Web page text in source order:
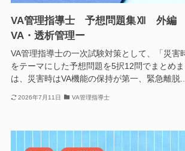
VA管理指導士 予想問題集Ⅻ 外編
VA・透析管理ー
VA管理指導士の一次試験対策として、「災害
をテーマにした予想問題を5択12問でまとめ
は、災害時はVA機能の保持が第一、緊急離脱...
2026年7月11日 VA管理指導士